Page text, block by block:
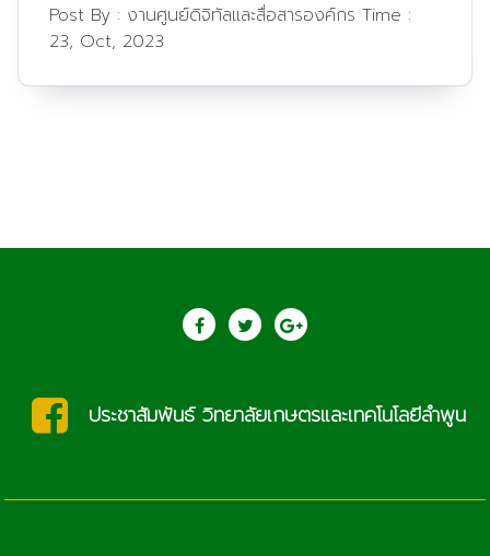
Post By : งานศูนย์ดิจิทัลและสื่อสารองค์กร Time :
23, Oct, 2023
ประชาสัมพันธ์ วิทยาลัยเกษตรและเทคโนโลยีลำพูน